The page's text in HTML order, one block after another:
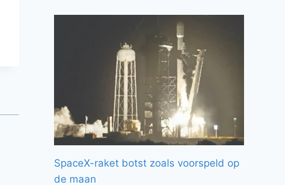
SpaceX-raket botst zoals voorspeld op
de maan